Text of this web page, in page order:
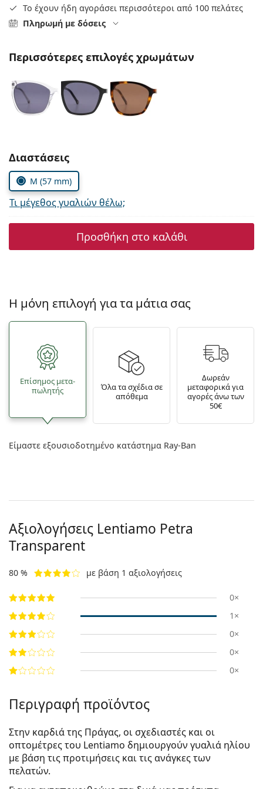
Persol
Prada
Όλες οι μάρκες
Το έχουν ήδη αγοράσει περισσότεροι από 100 πελάτες
Πληρωμή με δόσεις
Περισσότερες επιλογές χρωμάτων
Συμπληρώστε τις παράμετρους
Διαστάσεις
M (57 mm)
Τι μέγεθος γυαλιών θέλω;
Προσθήκη στο καλάθι
Η μόνη επιλογή για τα μάτια σας
Επίσημος μετα­
πωλητής
Όλα τα σχέδια σε
απόθεμα
Δωρεάν
μεταφορικά για
αγορές άνω των
50€
Είμαστε εξουσιοδοτημένο κατάστημα Ray-Ban
Αξιολογήσεις Lentiamo Petra
Transparent
80 % με βάση 1 αξιολογήσεις
0×
1×
0×
0×
0×
Περιγραφή προϊόντος
Στην καρδιά της Πράγας, οι σχεδιαστές και οι
οπτομέτρες του Lentiamo δημιουργούν γυαλιά ηλίου
με βάση τις προτιμήσεις και τις ανάγκες των
πελατών.